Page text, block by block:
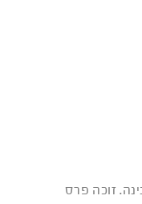
זוכה פרס